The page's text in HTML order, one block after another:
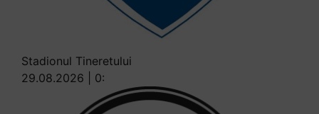
Stadionul Tineretului
29.08.2026 | 0: